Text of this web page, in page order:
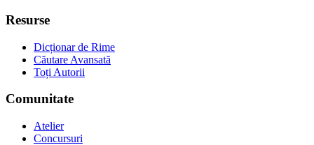
Resurse
Dicționar de Rime
Căutare Avansată
Toți Autorii
Comunitate
Atelier
Concursuri